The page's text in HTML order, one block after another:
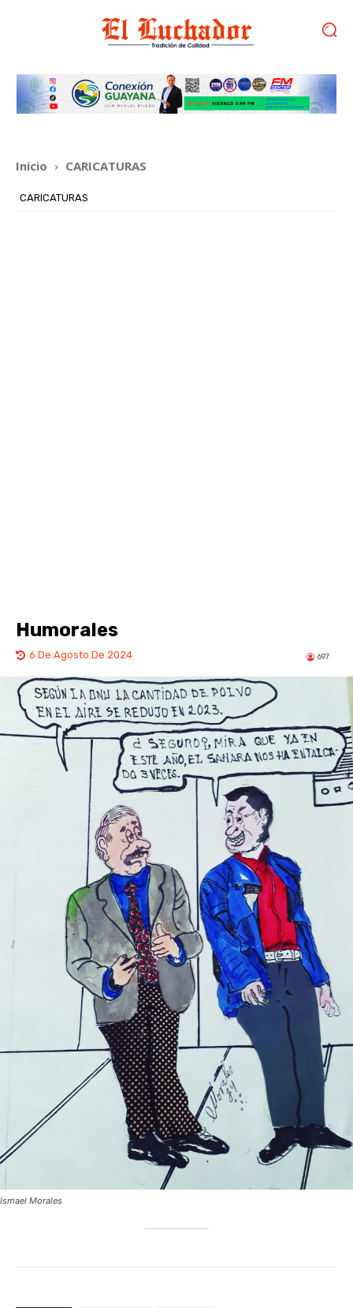
Inicio CARICATURAS
CARICATURAS
Humorales
6 De Agosto De 2024 697
Ismael Morales